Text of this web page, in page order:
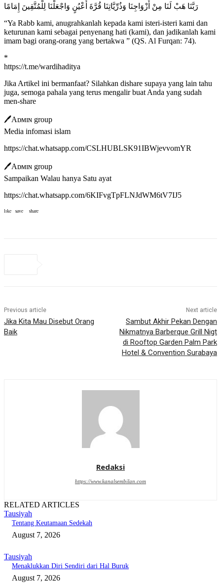
ﺭَﺑَّﻨَﺎ ﻫَﺐْ ﻟَﻨَﺎ ﻣِﻦْ ﺃَﺯْﻭَﺍﺟِﻨَﺎ ﻭَﺫُﺭِّﻳَّﺎﺗِﻨَﺎ ﻗُﺮَّﺓَ ﺃَﻋْﻴُﻦٍ ﻭَﺍﺟْﻌَﻠْﻨَﺎ ﻟِﻠْﻤُﺘَّﻘِﻴﻦَ ﺇِﻣَﺎﻣًﺎ
“Ya Rabb kami, anugrahkanlah kepada kami isteri-isteri kami dan
keturunan kami sebagai penyenang hati (kami), dan jadikanlah kami
imam bagi orang-orang yang bertakwa ” (QS. Al Furqan: 74).
*
https://t.me/wardihaditya
Jika Artikel ini bermanfaat? Silahkan dishare supaya yang lain tahu
juga, semoga pahala yang terus mengalir buat Anda yang sudah
men-share
🖊Aᴅᴍɪɴ group
Media infomasi islam
https://chat.whatsapp.com/CSLHUBLSK91IBWjevvomYR
🖊Aᴅᴍɪɴ group
Sampaikan Walau hanya Satu ayat
https://chat.whatsapp.com/6KIFvgTpFLNJdWM6tV7IJ5
ˡᶦᵏᵉ ˢᵃᵛᵉ ˢʰᵃʳᵉ
Previous article
Jika Kita Mau Disebut Orang
Baik
Next article
Sambut Akhir Pekan Dengan
Nikmatnya Barberque Grill Nigt
di Rooftop Garden Palm Park
Hotel & Convention Surabaya
Redaksi
https://www.kanalsembilan.com
RELATED ARTICLES
Tausiyah
Tentang Keutamaan Sedekah
August 7, 2026
Tausiyah
Menaklukkan Diri Sendiri dari Hal Buruk
August 7, 2026